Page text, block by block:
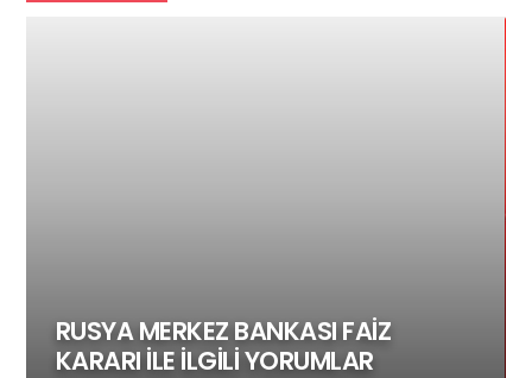
RUSYA MERKEZ BANKASI FAİZ
KARARI İLE İLGİLİ YORUMLAR